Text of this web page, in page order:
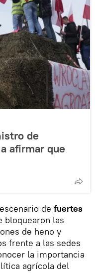
de
afirmar que
de fuertes
bloquearon las
de heno y
frente a las sedes
la importancia
agrícola del